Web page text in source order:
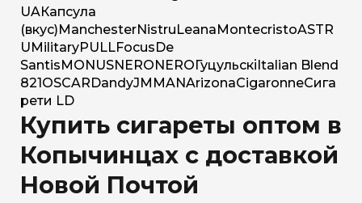
UAКапсула
(вкус) ManchesterNistru Leana MontecristoASTR
U MilitaryPULLFocus De
Santis MONUSNERO NERO Гуцульскі Italian Blend
821 OSCAR DandyJM MANArizonaCigaronneСига
рети LD
Купить сигареты оптом в
Копычинцах с доставкой
Новой Почтой